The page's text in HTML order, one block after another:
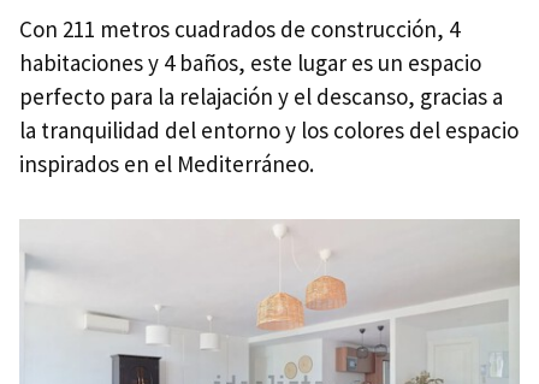
Con 211 metros cuadrados de construcción, 4
habitaciones y 4 baños, este lugar es un espacio
perfecto para la relajación y el descanso, gracias a
la tranquilidad del entorno y los colores del espacio
inspirados en el Mediterráneo.